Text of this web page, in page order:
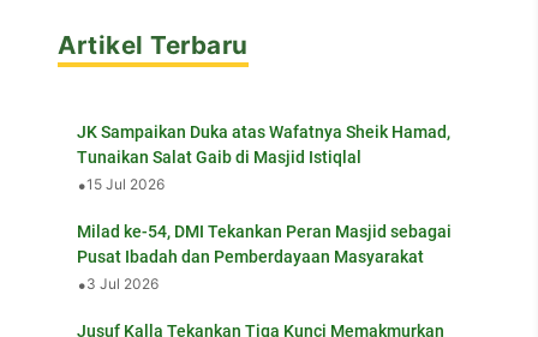
Artikel Terbaru
JK Sampaikan Duka atas Wafatnya Sheik Hamad,
Tunaikan Salat Gaib di Masjid Istiqlal
•15 Jul 2026
Milad ke-54, DMI Tekankan Peran Masjid sebagai
Pusat Ibadah dan Pemberdayaan Masyarakat
•3 Jul 2026
Jusuf Kalla Tekankan Tiga Kunci Memakmurkan